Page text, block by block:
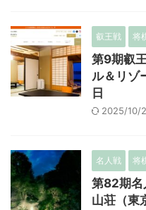
叡王戦 将
第9期叡
ル＆リゾ
日
2025/10/
名人戦 将
第82期名
山荘（東